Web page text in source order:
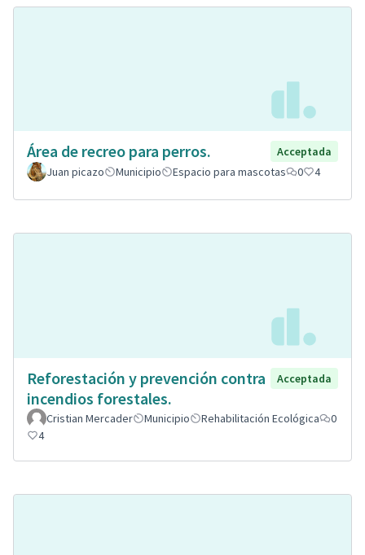
Área de recreo para perros.
Acceptada
Juan picazo
Municipio Espacio para mascotas 0 4
Reforestación y prevención contra
incendios forestales.
Acceptada
Cristian Mercader Municipio Rehabilitación Ecológica
0
4